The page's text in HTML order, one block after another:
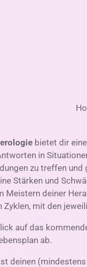
bietet dir
in
zu treffen und
Stärken und
Meistern deiner
Zyklen, mit den
auf das
ab.
deinen